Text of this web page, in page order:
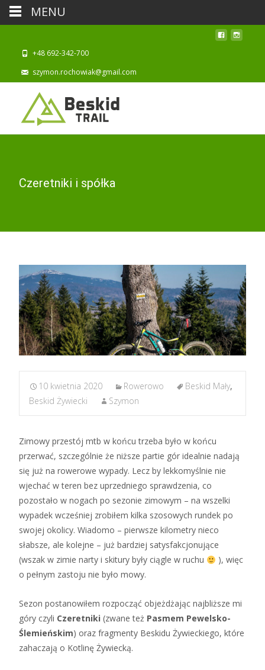
+48 692-342-700
szymon.rochowiak@gmail.com
Czeretniki i spółka
10 kwietnia 2020 Rowerowo Beskid Mały,
Beskid Żywiecki
Szymon
Zimowy przestój mtb w końcu trzeba było w końcu
przerwać, szczególnie że niższe partie gór idealnie nadają
się już na rowerowe wypady. Lecz by lekkomyślnie nie
wjechać w teren bez uprzedniego sprawdzenia, co
pozostało w nogach po sezonie zimowym – na wszelki
wypadek wcześniej zrobiłem kilka szosowych rundek po
swojej okolicy. Wiadomo – pierwsze kilometry nieco
słabsze, ale kolejne – już bardziej satysfakcjonujące
(wszak w zimie narty i skitury były ciągle w ruchu
), więc
o pełnym zastoju nie było mowy.
Sezon postanowiłem rozpocząć objeżdżając najbliższe mi
góry czyli Czeretniki (zwane też Pasmem Pewelsko-
Ślemieńskim) oraz fragmenty Beskidu Żywieckiego, które
zahaczają o Kotlinę Żywiecką.
MENU